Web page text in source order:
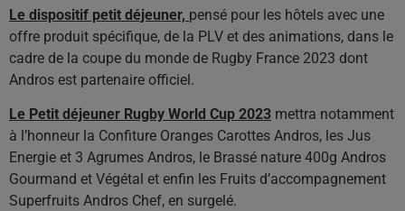
Le dispositif petit déjeuner, pensé pour les hôtels avec une
offre produit spécifique, de la PLV et des animations, dans le
cadre de la coupe du monde de Rugby France 2023 dont
Andros est partenaire officiel.
Le Petit déjeuner Rugby World Cup 2023 mettra notamment
à l’honneur la Confiture Oranges Carottes Andros, les Jus
Energie et 3 Agrumes Andros, le Brassé nature 400g Andros
Gourmand et Végétal et enfin les Fruits d’accompagnement
Superfruits Andros Chef, en surgelé.